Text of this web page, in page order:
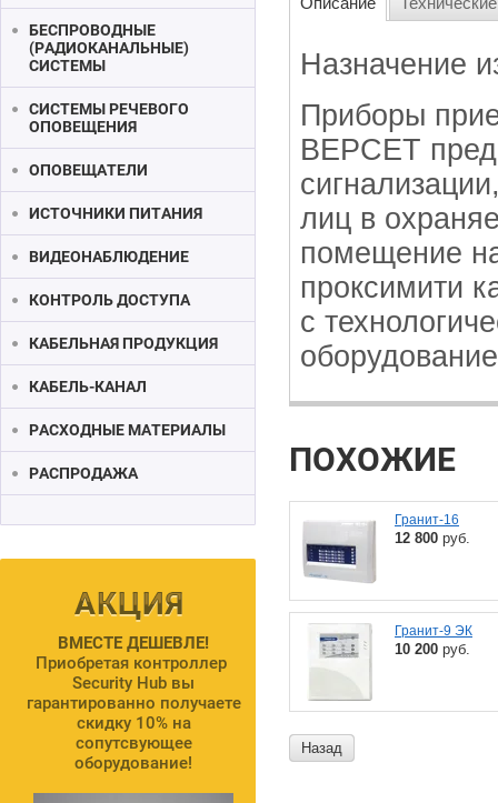
БЕСПРОВОДНЫЕ
(РАДИОКАНАЛЬНЫЕ)
СИСТЕМЫ
СИСТЕМЫ РЕЧЕВОГО
ОПОВЕЩЕНИЯ
ОПОВЕЩАТЕЛИ
ИСТОЧНИКИ ПИТАНИЯ
ВИДЕОНАБЛЮДЕНИЕ
КОНТРОЛЬ ДОСТУПА
КАБЕЛЬНАЯ ПРОДУКЦИЯ
КАБЕЛЬ-КАНАЛ
РАСХОДНЫЕ МАТЕРИАЛЫ
РАСПРОДАЖА
ВМЕСТЕ ДЕШЕВЛЕ!
Приобретая контроллер
Security Hub вы
гарантированно получаете
скидку 10% на
сопутсвующее
оборудование!
Назначение
Приборы
ВЕРСЕТ
лиц в
помещение
проксимити
с
ПОХОЖИЕ
Гранит-16
12 800 руб.
Гранит-9 ЭК
10 200 руб.
Назад